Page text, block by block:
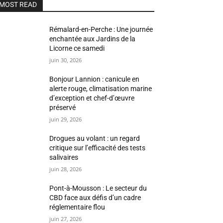
READ
Rémalard-en-Perche : Une journée
enchantée aux Jardins de la
Licorne ce samedi
juin 30, 2026
Bonjour Lannion : canicule en
alerte rouge, climatisation marine
d’exception et chef-d’œuvre
préservé
juin 29, 2026
Drogues au volant : un regard
critique sur l’efficacité des tests
salivaires
juin 28, 2026
Pont-à-Mousson : Le secteur du
CBD face aux défis d’un cadre
réglementaire flou
juin 27, 2026